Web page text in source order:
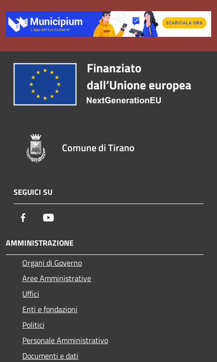
Comune di Tirano
SEGUICI SU
Facebook
AMMINISTRAZIONE
Organi di Governo
Aree Amministrative
Uffici
Enti e fondazioni
Politici
Personale Amministrativo
Documenti e dati